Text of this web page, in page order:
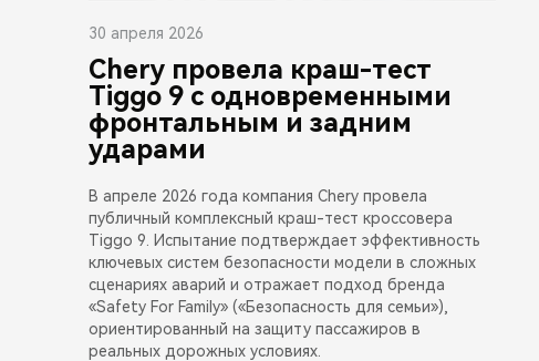
30 апреля 2026
Chery провела краш-тест
Tiggo 9 с одновременными
фронтальным и задним
ударами
В апреле 2026 года компания Chery провела
публичный комплексный краш-тест кроссовера
Tiggo 9. Испытание подтверждает эффективность
ключевых систем безопасности модели в сложных
сценариях аварий и отражает подход бренда
«Safety For Family» («Безопасность для семьи»),
ориентированный на защиту пассажиров в
реальных дорожных условиях.